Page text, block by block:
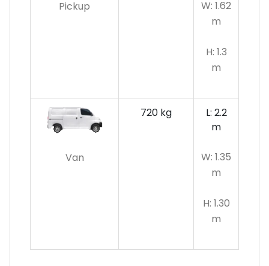
Pickup
W: 1.62
m
H: 1.3
m
Van
720 kg
L: 2.2
m
W: 1.35
m
H: 1.30
m